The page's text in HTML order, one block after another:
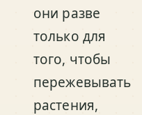
они разве
только для
того, чтобы
пережевывать
растения,